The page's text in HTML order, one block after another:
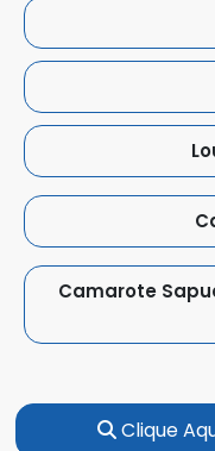
Camarote
Clique